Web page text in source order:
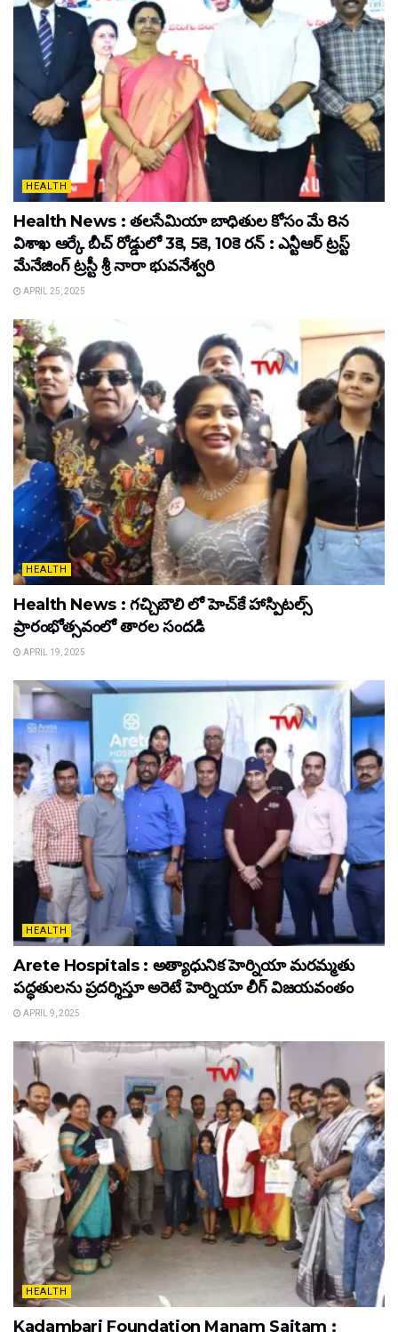
HEALTH
Health News : తలసేమియా బాధితుల కోసం మే 8న
విశాఖ ఆర్కే బీచ్‌ రోడ్డులో 3కె, 5కె, 10కె రన్‌ : ఎన్టీఆర్‌ ట్రస్ట్‌
మేనేజింగ్‌ ట్రస్టీ శ్రీ నారా భువనేశ్వరి
APRIL 25, 2025
HEALTH
Health News : గచ్చిబౌలి లో హెచ్‌కే హాస్పిటల్స్
ప్రారంభోత్సవంలో తారల సందడి
APRIL 19, 2025
HEALTH
Arete Hospitals : అత్యాధునిక హెర్నియా మరమ్మతు
పద్ధతులను ప్రదర్శిస్తూ అరెటే హెర్నియా లీగ్ విజయవంతం
APRIL 9, 2025
HEALTH
Kadambari Foundation Manam Saitam :